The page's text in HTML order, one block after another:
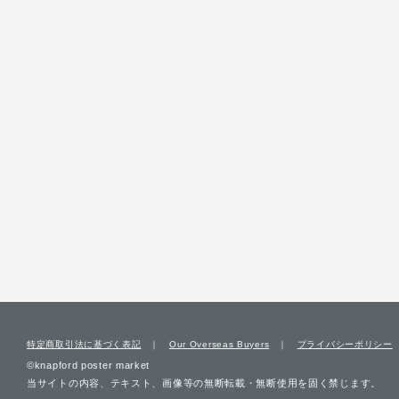
特定商取引法に基づく表記 Our Overseas Buyers プライバシーポリシー
©knapford poster market
当サイトの内容、テキスト、画像等の無断転載・無断使用を固く禁じます。